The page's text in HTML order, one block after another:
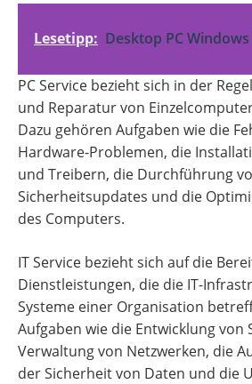
Lesetipp: Desktop PC Windows
PC Service bezieht sich in der
und Reparatur von
Dazu gehören Aufgaben wie die
Hardware-Problemen, die
und Treibern, die Durchführung
Sicherheitsupdates und die
des Computers.
IT Service bezieht sich auf die
Dienstleistungen, die die IT-
Systeme einer Organisation
Aufgaben wie die Entwicklung von
Verwaltung von Netzwerken, die
der Sicherheit von Daten und die